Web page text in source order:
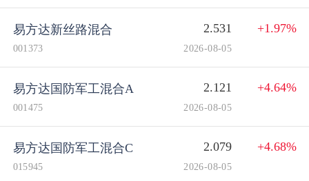
易方达新丝路混合 2.531 +1.97%
001373 2026-08-05
易方达国防军工混合A 2.121 +4.64%
001475 2026-08-05
易方达国防军工混合C 2.079 +4.68%
015945 2026-08-05